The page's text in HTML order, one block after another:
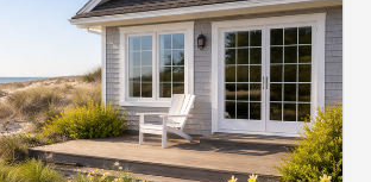
a nowe okna z odpornymi okucami i
od razu chronią wnętrze przed